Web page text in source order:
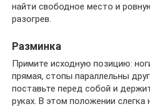
найти свободное место и
разогрев.
Разминка
Примите исходную позицию:
прямая, стопы параллельны
поставьте перед собой и
руках. В этом положении слегка